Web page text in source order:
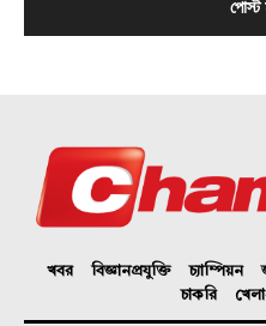
খবর বিজ্ঞানপ্রযুক্তি চ্যাম্পিয়ন
চাকরি